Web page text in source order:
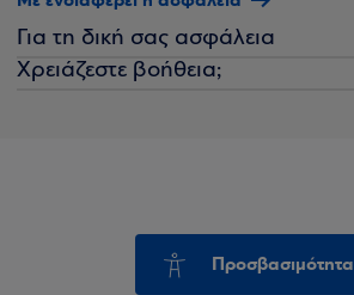
Για τη δική σας ασφάλεια
Χρειάζεστε βοήθεια;
Προσβασιμότητα